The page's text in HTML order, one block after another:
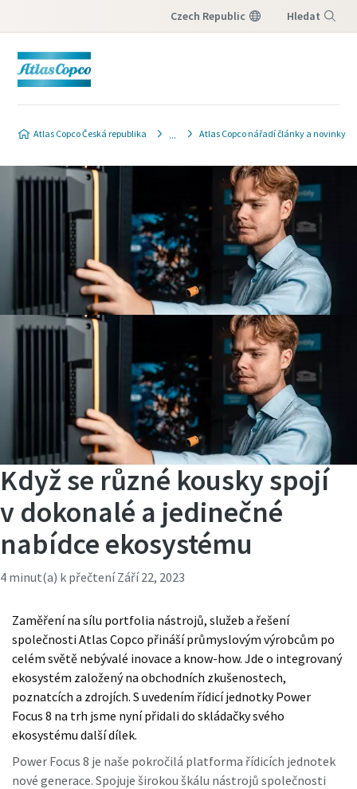
Czech Republic Hledat
Atlas Copco Česká republika Atlas Copco nářadí články a novinky
Je čas na kalibraci?
Když se různé kousky spojí
v dokonalé a jedinečné
nabídce ekosystému
4 minut(a) k přečtení Září 22, 2023
Zaměření na sílu portfolia nástrojů, služeb a řešení
společnosti Atlas Copco přináší průmyslovým výrobcům po
celém světě nebývalé inovace a know-how. Jde o integrovaný
ekosystém založený na obchodních zkušenostech,
poznatcích a zdrojích. S uvedením řídicí jednotky Power
Focus 8 na trh jsme nyní přidali do skládačky svého
ekosystému další dílek.
Power Focus 8 je naše pokročilá platforma řídicích jednotek
nové generace. Spojuje širokou škálu nástrojů společnosti